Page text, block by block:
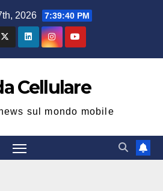
2026 7:39:41 PM
Cellulare
sul mondo mobile